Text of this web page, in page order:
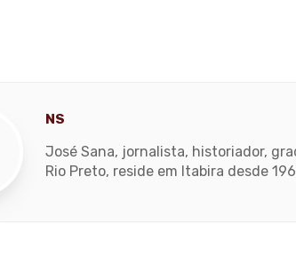
NS
José Sana, jornalista, historiador,
Rio Preto, reside em Itabira desde